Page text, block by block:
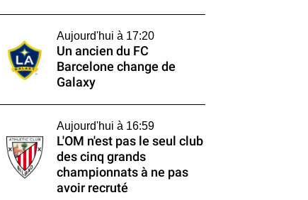
Aujourd'hui à 17:20
Un ancien du FC
Barcelone change de
Galaxy
Aujourd'hui à 16:59
L'OM n'est pas le seul club
des cinq grands
championnats à ne pas
avoir recruté